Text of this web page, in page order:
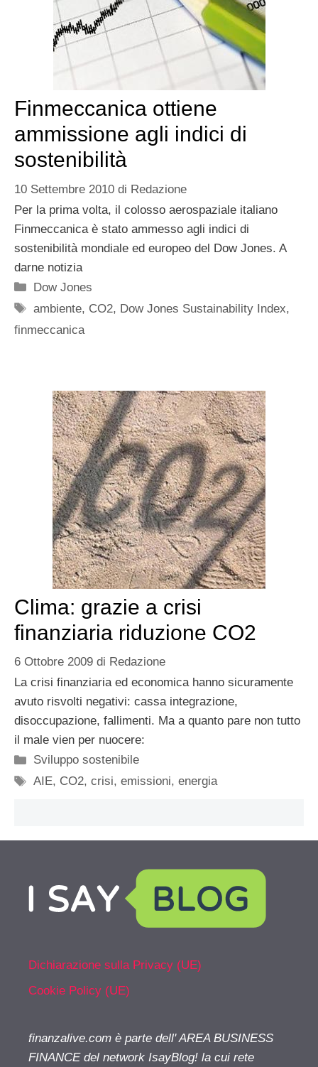
Finmeccanica ottiene
ammissione agli indici di
sostenibilità
10 Settembre 2010 di Redazione
Per la prima volta, il colosso aerospaziale italiano
Finmeccanica è stato ammesso agli indici di
sostenibilità mondiale ed europeo del Dow Jones. A
darne notizia
Categorie
Dow Jones
Tag
ambiente, CO2, Dow Jones Sustainability Index,
finmeccanica
Clima: grazie a crisi
finanziaria riduzione CO2
6 Ottobre 2009 di Redazione
La crisi finanziaria ed economica hanno sicuramente
avuto risvolti negativi: cassa integrazione,
disoccupazione, fallimenti. Ma a quanto pare non tutto
il male vien per nuocere:
Categorie
Sviluppo sostenibile
Tag
AIE, CO2,crisi,emissioni,energia
Dichiarazione sulla Privacy (UE)
Cookie Policy (UE)
finanzalive.com è parte dell' AREA BUSINESS
FINANCE del network IsayBlog! la cui rete